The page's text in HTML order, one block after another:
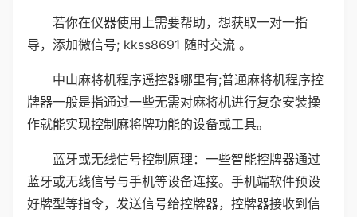
若你在仪器使用上需要帮助，想获取一对一指
导，添加微信号; kkss8691 随时交流 。
中山麻将机程序遥控器哪里有;普通麻将机程序控
牌器一般是指通过一些无需对麻将机进行复杂安装操
作就能实现控制麻将牌功能的设备或工具。
蓝牙或无线信号控制原理：一些智能控牌器通过
蓝牙或无线信号与手机等设备连接。手机端软件预设
好牌型等指令，发送信号给控牌器，控牌器接收到信